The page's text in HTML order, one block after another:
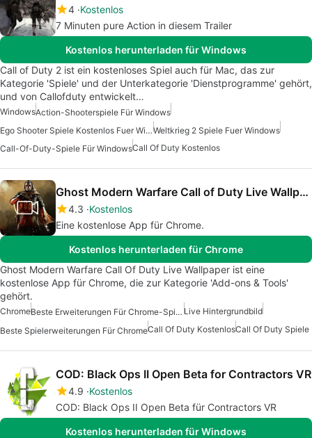
4 Kostenlos
7 Minuten pure Action in diesem Trailer
Kostenlos herunterladen für Windows
Call of Duty 2 ist ein kostenloses Spiel auch für Mac, das zur
Kategorie 'Spiele' und der Unterkategorie 'Dienstprogramme' gehört,
und von Callofduty entwickelt…
WindowsAction-Shooterspiele Für Windows
Ego Shooter Spiele Kostenlos Fuer WindowsWeltkrieg 2 Spiele Fuer Windows
Call-Of-Duty-Spiele Für WindowsCall Of Duty Kostenlos
Ghost Modern Warfare Call of Duty Live Wallpaper
4.3 Kostenlos
Eine kostenlose App für Chrome.
Kostenlos herunterladen für Chrome
Ghost Modern Warfare Call Of Duty Live Wallpaper ist eine
kostenlose App für Chrome, die zur Kategorie 'Add-ons & Tools'
gehört.
Chrome Beste Erweiterungen Für Chrome-Spiele Live Hintergrundbild
Beste Spielerweiterungen Für ChromeCall Of Duty KostenlosCall Of Duty Spiele
COD: Black Ops II Open Beta for Contractors VR
4.9 Kostenlos
COD: Black Ops II Open Beta für Contractors VR
Kostenlos herunterladen für Windows